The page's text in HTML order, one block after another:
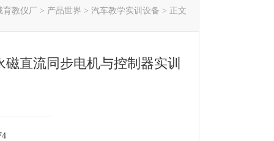
育教仪厂 > 产品世界 > 汽车教学实训设备 > 正文
磁直流同步电机与控制器实训